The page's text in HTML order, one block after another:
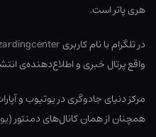
هری پاتر است.
در تلگرام با نام کاربری
واقع پرتال خبری و اطلاع‌دهنده‌ی
مرکز دنیای جادوگری در یوتیوب و
همچنان از همان کانال‌های دمنتور (